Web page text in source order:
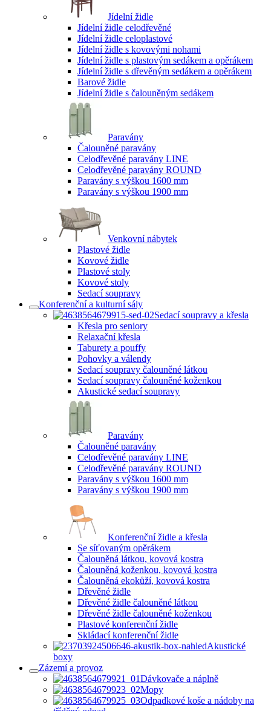
Jídelní židle
Jídelní židle celodřevěné
Jídelní židle celoplastové
Jídelní židle s kovovými nohami
Jídelní židle s plastovým sedákem a opěrákem
Jídelní židle s dřevěným sedákem a opěrákem
Barové židle
Jídelní židle s čalouněným sedákem
Paravány
Čalouněné paravány
Celodřevěné paravány LINE
Celodřevěné paravány ROUND
Paravány s výškou 1600 mm
Paravány s výškou 1900 mm
Venkovní nábytek
Plastové židle
Kovové židle
Plastové stoly
Kovové stoly
Sedací soupravy
Konferenční a kulturní sály
Sedací soupravy a křesla
Křesla pro seniory
Relaxační křesla
Taburety a pouffy
Pohovky a válendy
Sedací soupravy čalouněné látkou
Sedací soupravy čalouněné koženkou
Akustické sedací soupravy
Paravány
Čalouněné paravány
Celodřevěné paravány LINE
Celodřevěné paravány ROUND
Paravány s výškou 1600 mm
Paravány s výškou 1900 mm
Konferenční židle a křesla
Se síťovaným opěrákem
Čalouněná látkou, kovová kostra
Čalouněná koženkou, kovová kostra
Čalouněná ekokůží, kovová kostra
Dřevěné židle
Dřevěné židle čalouněné látkou
Dřevěné židle čalouněné koženkou
Plastové konferenční židle
Skládací konferenční židle
Akustické
boxy
Zázemí a provoz
Dávkovače a náplně
Mopy
Odpadkové koše a nádoby na